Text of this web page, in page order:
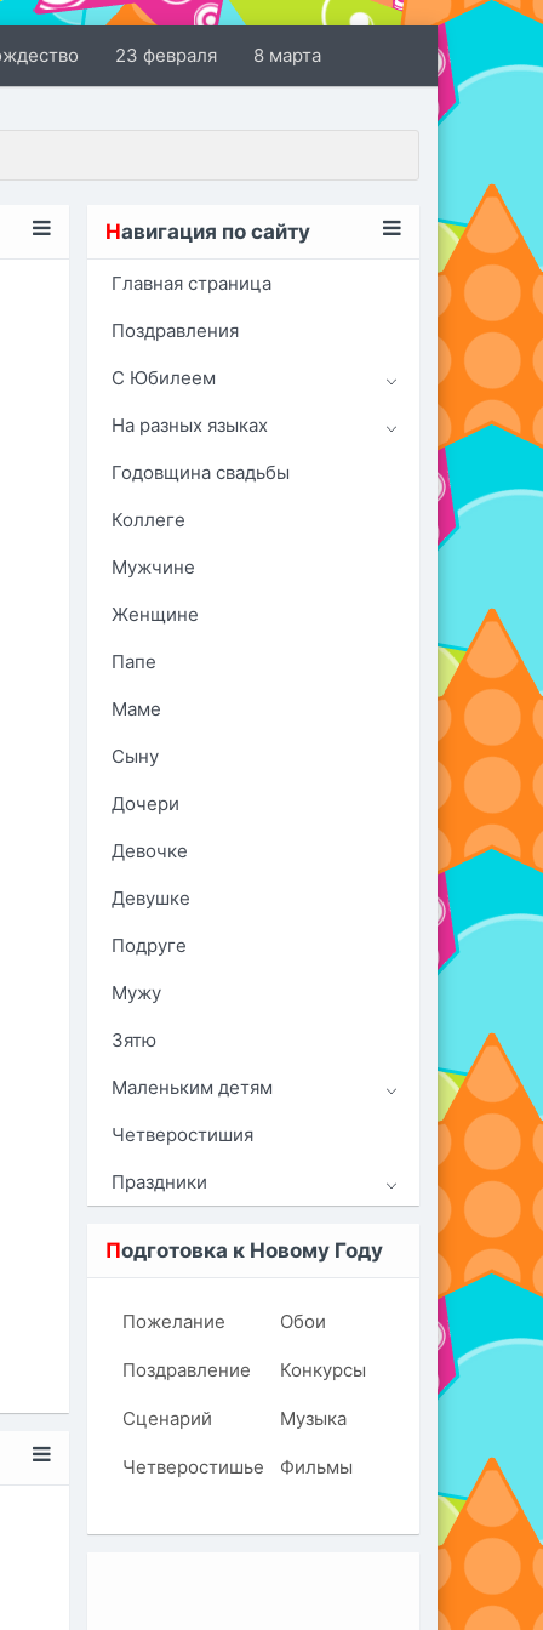
23 февраля 8 марта
Навигация по сайту
Главная страница
Поздравления
С Юбилеем
На разных языках
Годовщина свадьбы
Коллеге
Мужчине
Женщине
Папе
Маме
Сыну
Дочери
Девочке
Девушке
Подруге
Мужу
Зятю
Маленьким детям
Четверостишия
Праздники
Подготовка к Новому Году
Пожелание
Поздравление
Сценарий
Четверостишье
Обои
Конкурсы
Музыка
Фильмы